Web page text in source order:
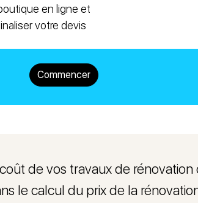
en ligne et
votre devis
Commencer
de vos travaux de
le calcul du prix de la